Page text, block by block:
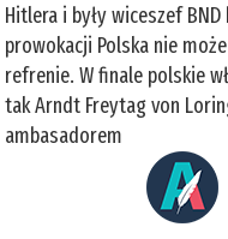
Hitlera i były wiceszef
prowokacji Polska nie
refrenie. W finale polskie
tak Arndt Freytag von
ambasadorem